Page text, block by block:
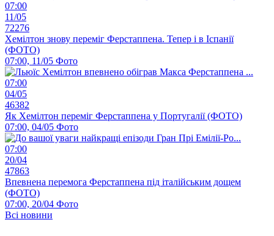
07:00
11/05
72276
Хемілтон знову переміг Ферстаппена. Тепер і в Іспанії
(ФОТО)
07:00, 11/05 Фото
07:00
04/05
46382
Як Хемілтон переміг Ферстаппена у Португалії (ФОТО)
07:00, 04/05 Фото
07:00
20/04
47863
Впевнена перемога Ферстаппена під італійським дощем
(ФОТО)
07:00, 20/04 Фото
Всі новини